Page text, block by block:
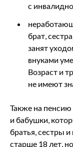
с
брат,
занят
внуками
Возраст и
не имеют
Также на
и бабушки,
братья, сестры
старше 18 лет,